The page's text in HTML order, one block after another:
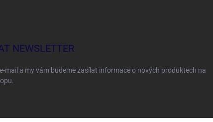
NEWSLETTER
mail a my vám budeme zasílat informace o nových produktech na